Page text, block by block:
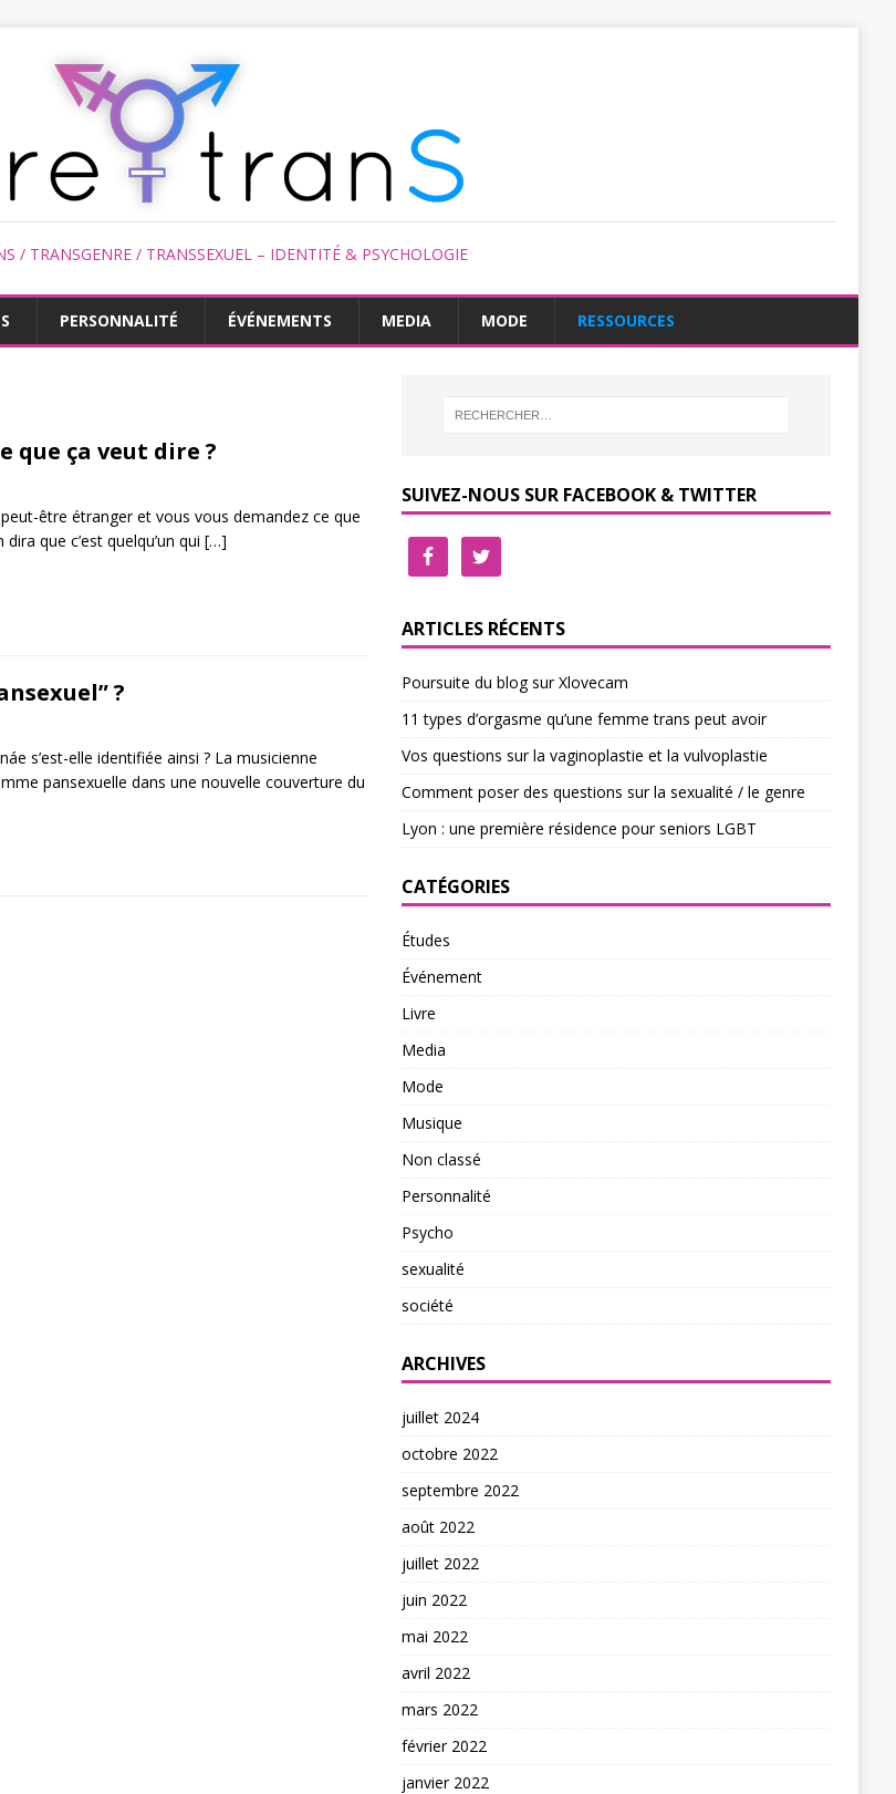
/ TRANSGENRE / TRANSSEXUEL – IDENTITÉ & PSYCHOLOGIE
PERSONNALITÉ ÉVÉNEMENTS MEDIA MODE RESSOURCES
que ça veut dire ?
être étranger et vous vous demandez ce que
que c’est quelqu’un qui […]
?
s’est-elle identifiée ainsi ? La musicienne
pansexuelle dans une nouvelle couverture du
SUIVEZ-NOUS SUR FACEBOOK & TWITTER
ARTICLES RÉCENTS
Poursuite du blog sur Xlovecam
11 types d’orgasme qu’une femme trans peut avoir
Vos questions sur la vaginoplastie et la vulvoplastie
Comment poser des questions sur la sexualité / le genre
Lyon : une première résidence pour seniors LGBT
CATÉGORIES
Études
Événement
Livre
Media
Mode
Musique
Non classé
Personnalité
Psycho
sexualité
société
ARCHIVES
juillet 2024
octobre 2022
septembre 2022
août 2022
juillet 2022
juin 2022
mai 2022
avril 2022
mars 2022
février 2022
janvier 2022